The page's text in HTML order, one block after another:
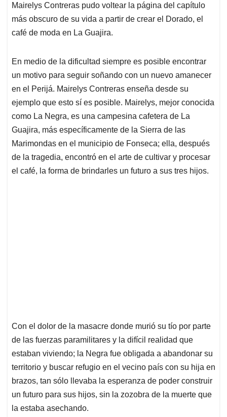
s
A
p
b
o
o
e
d
I
l
a
d
s
Mairelys Contreras pudo voltear la página del capítulo
más obscuro de su vida a partir de crear el Dorado, el
café de moda en La Guajira.
En medio de la dificultad siempre es posible encontrar
un motivo para seguir soñando con un nuevo amanecer
en el Perijá. Mairelys Contreras enseña desde su
ejemplo que esto sí es posible. Mairelys, mejor conocida
como La Negra, es una campesina cafetera de La
Guajira, más específicamente de la Sierra de las
Marimondas en el municipio de Fonseca; ella, después
de la tragedia, encontró en el arte de cultivar y procesar
el café, la forma de brindarles un futuro a sus tres hijos.
Con el dolor de la masacre donde murió su tío por parte
de las fuerzas paramilitares y la difícil realidad que
estaban viviendo; la Negra fue obligada a abandonar su
territorio y buscar refugio en el vecino país con su hija en
brazos, tan sólo llevaba la esperanza de poder construir
un futuro para sus hijos, sin la zozobra de la muerte que
la estaba asechando.